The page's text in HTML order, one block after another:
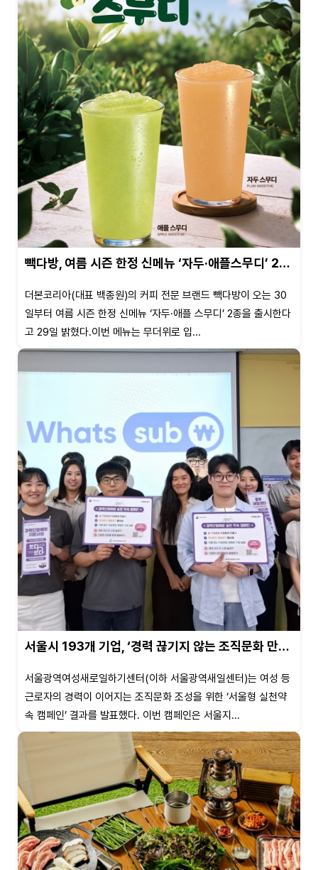
빽다방, 여름 시즌 한정 신메뉴 ‘자두·애플스무디’ 2…
더본코리아(대표 백종원)의 커피 전문 브랜드 빽다방이 오는 30
일부터 여름 시즌 한정 신메뉴 ‘자두·애플 스무디’ 2종을 출시한다
고 29일 밝혔다.이번 메뉴는 무더위로 입...
서울시 193개 기업, ‘경력 끊기지 않는 조직문화 만…
서울광역여성새로일하기센터(이하 서울광역새일센터)는 여성 등
근로자의 경력이 이어지는 조직문화 조성을 위한 ‘서울형 실천약
속 캠페인’ 결과를 발표했다. 이번 캠페인은 서울지...